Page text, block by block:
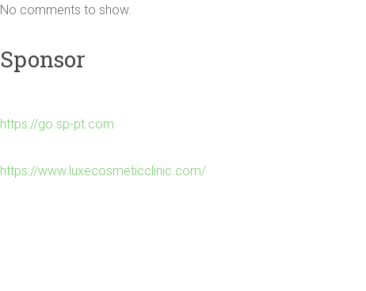
No comments to show.
Sponsor
https://go.sp-pt.com
https://www.luxecosmeticclinic.com/